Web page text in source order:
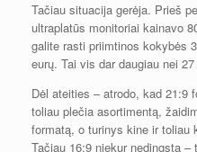
Tačiau situacija gerėja. Prieš
ultraplatūs monitoriai kainavo
galite rasti priimtinos kokybės
eurų. Tai vis dar daugiau nei
Dėl ateities – atrodo, kad 21:9
toliau plečia asortimentą,
formatą, o turinys kine ir toliau
Tačiau 16:9 niekur nedingsta